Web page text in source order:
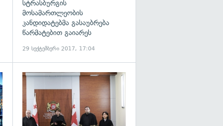
სტრასბურგის
მოსამართლეობის
კანდიდატებმა გასაუბრება
წარმატებით გაიარეს
29 სექტემბერი 2017, 17:04